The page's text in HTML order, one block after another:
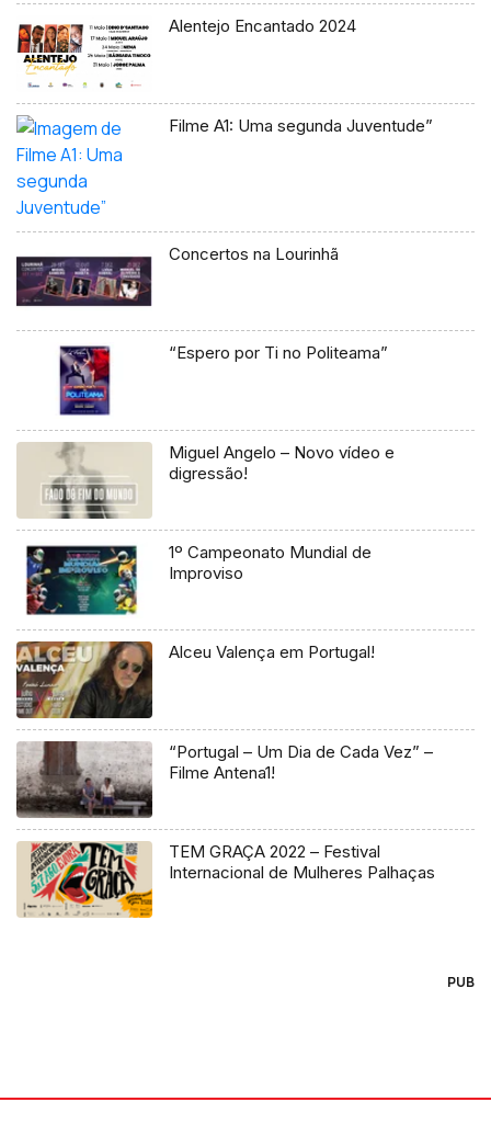
Alentejo Encantado 2024
Filme A1: Uma segunda Juventude”
Concertos na Lourinhã
“Espero por Ti no Politeama”
Miguel Angelo – Novo vídeo e
digressão!
1º Campeonato Mundial de
Improviso
Alceu Valença em Portugal!
“Portugal – Um Dia de Cada Vez” –
Filme Antena1!
TEM GRAÇA 2022 – Festival
Internacional de Mulheres Palhaças
PUB